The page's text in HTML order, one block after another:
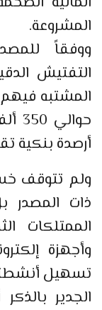
المشروعة.
ووفقاً
التفتيش
المشتبه
أرصدة بنكية تقدر
ولم تتوقف
ذات
الممتلكات
وأجهزة
تسهيل
الجدير